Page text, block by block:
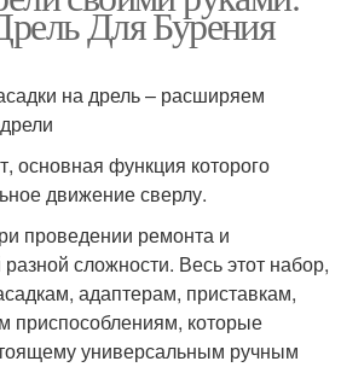
Для Бурения
на дрель – расширяем
основная функция которого
движение сверлу.
проведении ремонта и
сложности. Весь этот набор,
адаптерам, приставкам,
приспособлениям, которые
универсальным ручным